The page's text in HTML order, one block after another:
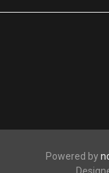
Powered by